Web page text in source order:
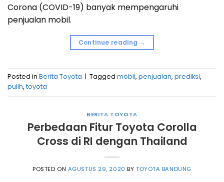
Corona (COVID-19) banyak mempengaruhi
penjualan mobil.
Continue reading →
Posted in Berita Toyota Tagged mobil, penjualan, prediksi,
pulih, toyota
BERITA TOYOTA
Perbedaan Fitur Toyota Corolla
Cross di RI dengan Thailand
POSTED ON AGUSTUS 29, 2020 BY TOYOTA BANDUNG